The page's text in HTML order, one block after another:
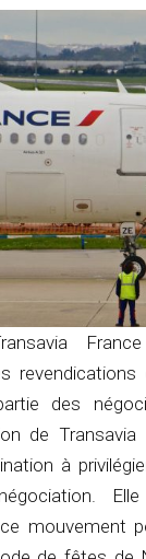
des
de Transavia
à
mouvement